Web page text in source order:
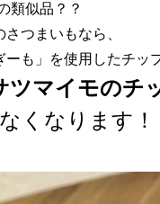
類似品？？
つまいもなら、
も」を使用したチッ
ツマイモのチ
くなります！